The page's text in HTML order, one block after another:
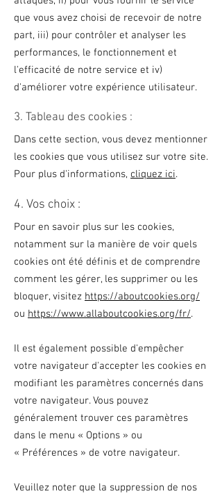
que vous avez choisi de recevoir de notre
part, iii) pour contrôler et analyser les
performances, le fonctionnement et
l'efficacité de notre service et iv)
d'améliorer votre expérience utilisateur.
3. Tableau des cookies :
Dans cette section, vous devez mentionner
les cookies que vous utilisez sur votre site.
Pour plus d'informations, cliquez ici.
4. Vos choix :
Pour en savoir plus sur les cookies,
notamment sur la manière de voir quels
cookies ont été définis et de comprendre
comment les gérer, les supprimer ou les
bloquer, visitez https://aboutcookies.org/
ou https://www.allaboutcookies.org/fr/.
Il est également possible d'empêcher
votre navigateur d'accepter les cookies en
modifiant les paramètres concernés dans
votre navigateur. Vous pouvez
généralement trouver ces paramètres
dans le menu « Options » ou
« Préférences » de votre navigateur.
Veuillez noter que la suppression de nos